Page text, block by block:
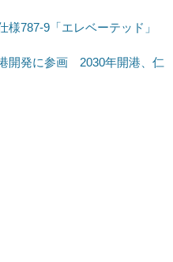
787-9「エレベーテッド」
開発に参画 2030年開港、仁